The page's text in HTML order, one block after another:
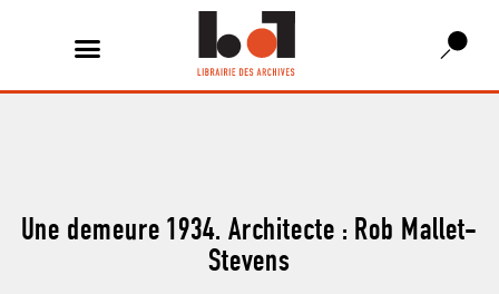
Une demeure 1934. Architecte : Rob Mallet-
Stevens